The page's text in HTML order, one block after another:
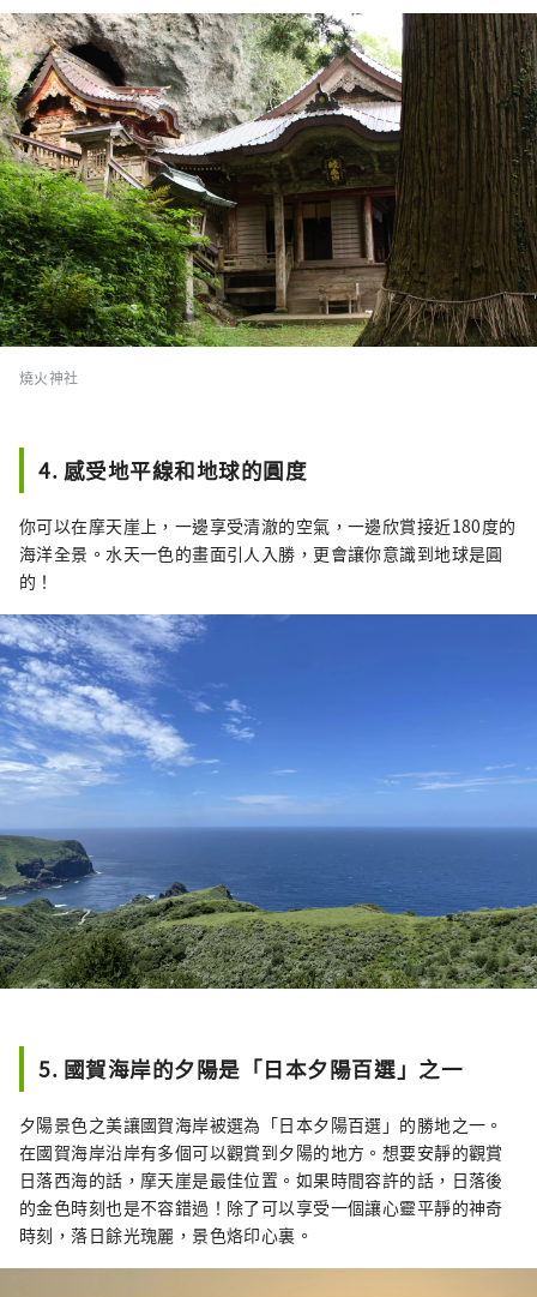
燒火神社
4. 感受地平線和地球的圓度
你可以在摩天崖上，一邊享受清澈的空氣，一邊欣賞接近180度的
海洋全景。水天一色的畫面引人入勝，更會讓你意識到地球是圓
的！
5. 國賀海岸的夕陽是「日本夕陽百選」之一
夕陽景色之美讓國賀海岸被選為「日本夕陽百選」的勝地之一。
在國賀海岸沿岸有多個可以觀賞到夕陽的地方。想要安靜的觀賞
日落西海的話，摩天崖是最佳位置。如果時間容許的話，日落後
的金色時刻也是不容錯過！除了可以享受一個讓心靈平靜的神奇
時刻，落日餘光瑰麗，景色烙印心裏。